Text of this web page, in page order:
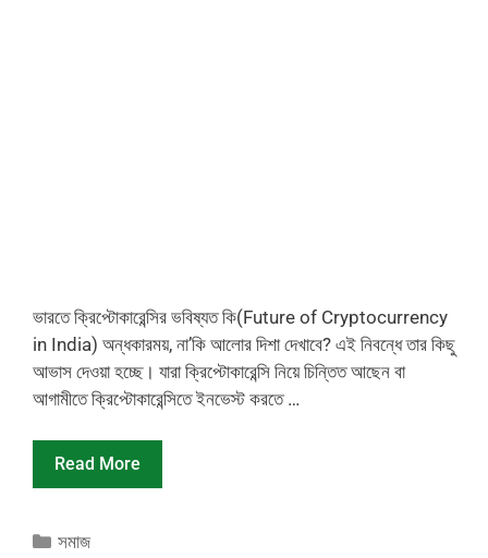
ভারতে ক্রিপ্টোকারেন্সির ভবিষ্যত কি(Future of Cryptocurrency
in India) অন্ধকারময়, না’কি আলোর দিশা দেখাবে? এই নিবন্ধে তার কিছু
আভাস দেওয়া হচ্ছে। যারা ক্রিপ্টোকারেন্সি নিয়ে চিন্তিত আছেন বা
আগামীতে ক্রিপ্টোকারেন্সিতে ইনভেস্ট করতে …
Read More
Categories
সমাজ